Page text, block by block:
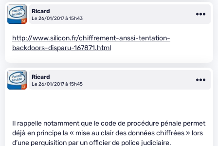
Ricard
Le 26/01/2017 à 15h43
http://www.silicon.fr/chiffrement-anssi-tentation-
backdoors-disparu-167871.html
Ricard
Le 26/01/2017 à 15h45
Il rappelle notamment que le code de procédure pénale permet
déjà en principe la « mise au clair des données chiffrées » lors
d’une perquisition par un officier de police judiciaire.